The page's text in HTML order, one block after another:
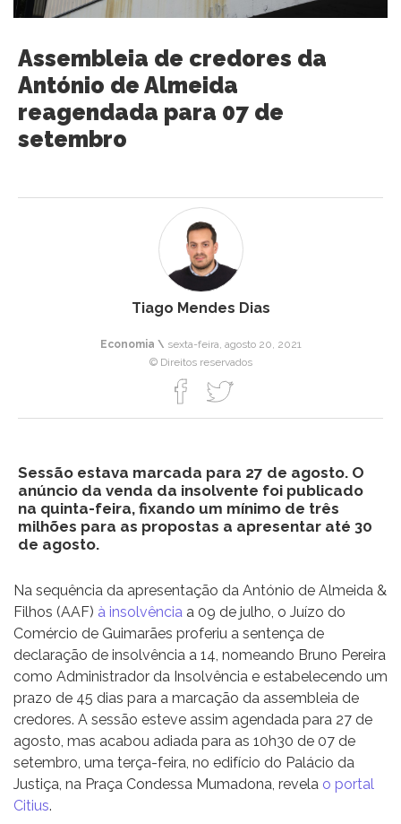
Assembleia de credores da
António de Almeida
reagendada para 07 de
setembro
Tiago Mendes Dias
Economia \ sexta-feira, agosto 20, 2021
© Direitos reservados
Sessão estava marcada para 27 de agosto. O
anúncio da venda da insolvente foi publicado
na quinta-feira, fixando um mínimo de três
milhões para as propostas a apresentar até 30
de agosto.
Na sequência da apresentação da António de Almeida &
Filhos (AAF) à insolvência a 09 de julho, o Juízo do
Comércio de Guimarães proferiu a sentença de
declaração de insolvência a 14, nomeando Bruno Pereira
como Administrador da Insolvência e estabelecendo um
prazo de 45 dias para a marcação da assembleia de
credores. A sessão esteve assim agendada para 27 de
agosto, mas acabou adiada para as 10h30 de 07 de
setembro, uma terça-feira, no edifício do Palácio da
Justiça, na Praça Condessa Mumadona, revela o portal
Citius.